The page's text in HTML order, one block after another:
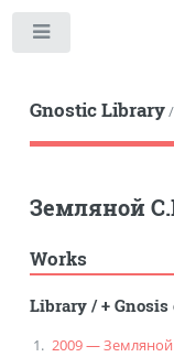
Gnostic Library/
Земляной
Works
Library/+
2009 —